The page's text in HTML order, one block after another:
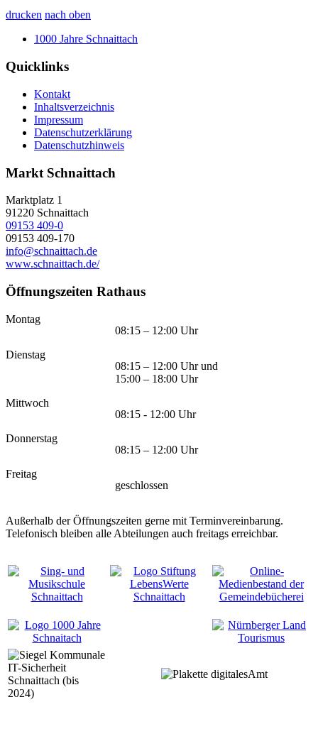
drucken nach oben
1000 Jahre Schnaittach
Quicklinks
Kontakt
Inhaltsverzeichnis
Impressum
Datenschutzerklärung
Datenschutzhinweis
Markt Schnaittach
Marktplatz 1
91220 Schnaittach
09153 409-0
09153 409-170
info@schnaittach.de
www.schnaittach.de/
Öffnungszeiten Rathaus
Montag
08:15 – 12:00 Uhr
Dienstag
08:15 – 12:00 Uhr und
15:00 – 18:00 Uhr
Mittwoch
08:15 - 12:00 Uhr
Donnerstag
08:15 – 12:00 Uhr
Freitag
geschlossen
Außerhalb der Öffnungszeiten gerne mit Terminvereinbarung.
Telefonisch bleiben alle Abteilungen auch freitags erreichbar.